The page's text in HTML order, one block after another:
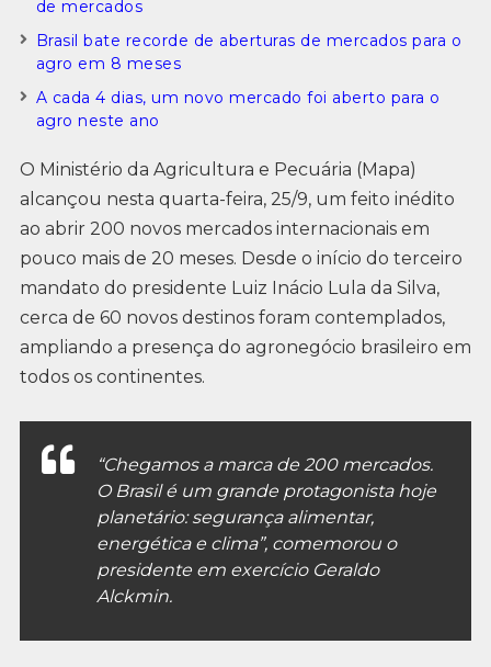
de mercados
Brasil bate recorde de aberturas de mercados para o
agro em 8 meses
A cada 4 dias, um novo mercado foi aberto para o
agro neste ano
O Ministério da Agricultura e Pecuária (Mapa)
alcançou nesta quarta-feira, 25/9, um feito inédito
ao abrir 200 novos mercados internacionais em
pouco mais de 20 meses. Desde o início do terceiro
mandato do presidente Luiz Inácio Lula da Silva,
cerca de 60 novos destinos foram contemplados,
ampliando a presença do agronegócio brasileiro em
todos os continentes.
“Chegamos a marca de 200 mercados.
O Brasil é um grande protagonista hoje
planetário: segurança alimentar,
energética e clima”, comemorou o
presidente em exercício Geraldo
Alckmin.